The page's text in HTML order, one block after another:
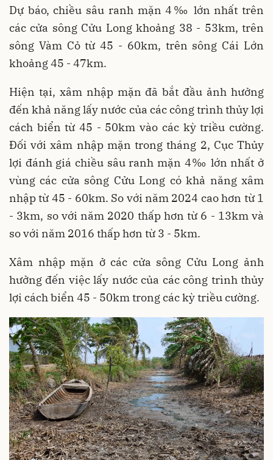
Dự báo, chiều sâu ranh mặn 4‰ lớn nhất trên
các cửa sông Cửu Long khoảng 38 - 53km, trên
sông Vàm Cỏ từ 45 - 60km, trên sông Cái Lớn
khoảng 45 - 47km.
Hiện tại, xâm nhập mặn đã bắt đầu ảnh hưởng
đến khả năng lấy nước của các công trình thủy lợi
cách biển từ 45 - 50km vào các kỳ triều cường.
Đối với xâm nhập mặn trong tháng 2, Cục Thủy
lợi đánh giá chiều sâu ranh mặn 4‰ lớn nhất ở
vùng các cửa sông Cửu Long có khả năng xâm
nhập từ 45 - 60km. So với năm 2024 cao hơn từ 1
- 3km, so với năm 2020 thấp hơn từ 6 - 13km và
so với năm 2016 thấp hơn từ 3 - 5km.
Xâm nhập mặn ở các cửa sông Cửu Long ảnh
hưởng đến việc lấy nước của các công trình thủy
lợi cách biển 45 - 50km trong các kỳ triều cường.